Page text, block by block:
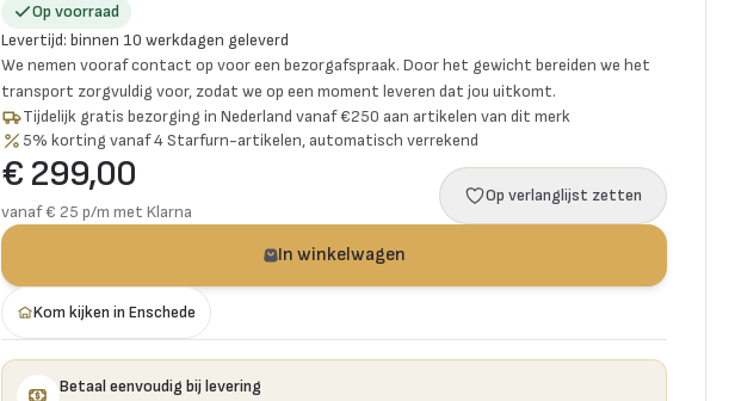
Op voorraad
Levertijd: binnen 10 werkdagen geleverd
We nemen vooraf contact op voor een bezorgafspraak. Door het gewicht bereiden we het
transport zorgvuldig voor, zodat we op een moment leveren dat jou uitkomt.
Tijdelijk gratis bezorging in Nederland vanaf €250 aan artikelen van dit merk
5% korting vanaf 4 Starfurn-artikelen, automatisch verrekend
€ 299,00
vanaf € 25 p/m met Klarna
Op verlanglijst zetten
In winkelwagen
Kom kijken in Enschede
Betaal eenvoudig bij levering